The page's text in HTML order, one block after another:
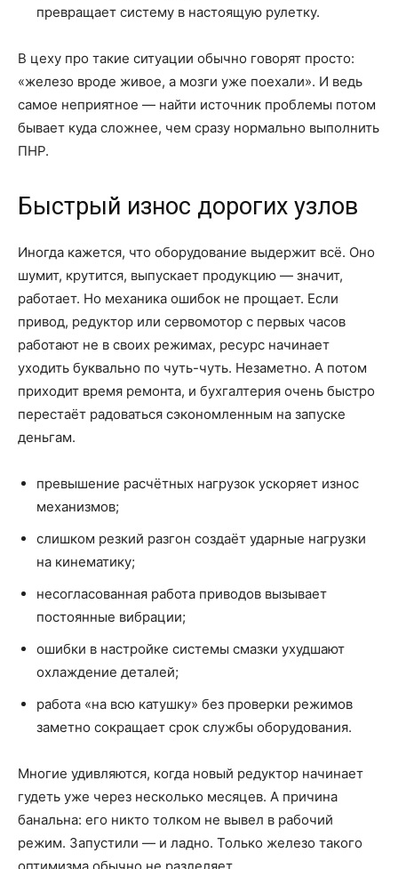
превращает систему в настоящую рулетку.
В цеху про такие ситуации обычно говорят просто:
«железо вроде живое, а мозги уже поехали». И ведь
самое неприятное — найти источник проблемы потом
бывает куда сложнее, чем сразу нормально выполнить
ПНР.
Быстрый износ дорогих узлов
Иногда кажется, что оборудование выдержит всё. Оно
шумит, крутится, выпускает продукцию — значит,
работает. Но механика ошибок не прощает. Если
привод, редуктор или сервомотор с первых часов
работают не в своих режимах, ресурс начинает
уходить буквально по чуть-чуть. Незаметно. А потом
приходит время ремонта, и бухгалтерия очень быстро
перестаёт радоваться сэкономленным на запуске
деньгам.
превышение расчётных нагрузок ускоряет износ
механизмов;
слишком резкий разгон создаёт ударные нагрузки
на кинематику;
несогласованная работа приводов вызывает
постоянные вибрации;
ошибки в настройке системы смазки ухудшают
охлаждение деталей;
работа «на всю катушку» без проверки режимов
заметно сокращает срок службы оборудования.
Многие удивляются, когда новый редуктор начинает
гудеть уже через несколько месяцев. А причина
банальна: его никто толком не вывел в рабочий
режим. Запустили — и ладно. Только железо такого